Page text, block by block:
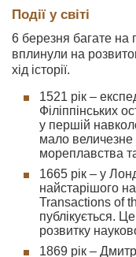
Події у світі
6 березня багате на
вплинули на
хід історії.
1521 рік –
Філіппінських
у першій
мало величезне
мореплавства та
1665 рік – у
найстарішого
Transactions of
публікується.
розвитку
1869 рік –